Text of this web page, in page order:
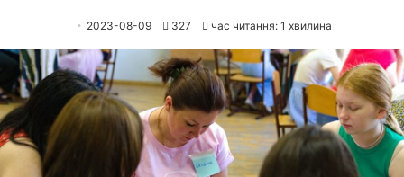
2023-08-09 327 час читання: 1 хвилина